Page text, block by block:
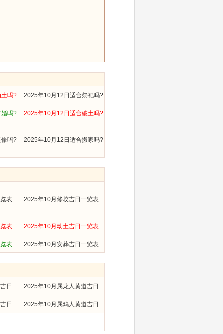
土吗? 2025年10月12日适合祭祀吗?
婚吗? 2025年10月12日适合破土吗?
修吗? 2025年10月12日适合搬家吗?
表 2025年10月修坟吉日一览表
表 2025年10月动土吉日一览表
表 2025年10月安葬吉日一览表
日 2025年10月属龙人黄道吉日
日 2025年10月属鸡人黄道吉日